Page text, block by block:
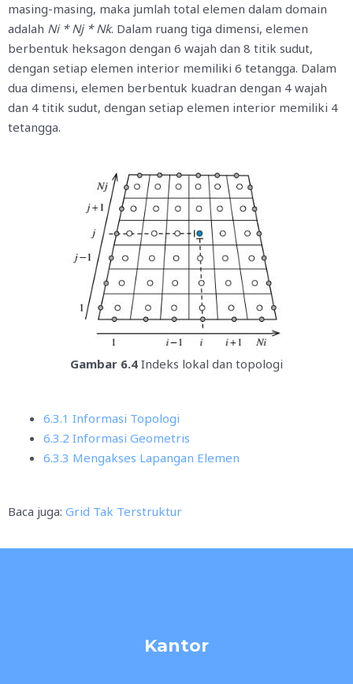
masing-masing, maka jumlah total elemen dalam domain
adalah Ni * Nj * Nk. Dalam ruang tiga dimensi, elemen
berbentuk heksagon dengan 6 wajah dan 8 titik sudut,
dengan setiap elemen interior memiliki 6 tetangga. Dalam
dua dimensi, elemen berbentuk kuadran dengan 4 wajah
dan 4 titik sudut, dengan setiap elemen interior memiliki 4
tetangga.
Gambar 6.4 Indeks lokal dan topologi
6.3.1 Informasi Topologi
6.3.2 Informasi Geometris
6.3.3 Mengakses Lapangan Elemen
Baca juga: Grid Tak Terstruktur
Kantor